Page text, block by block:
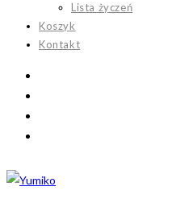
Lista życzeń
Koszyk
Kontakt